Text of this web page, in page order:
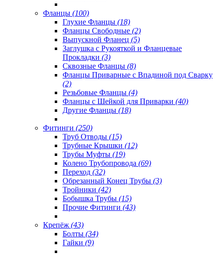
Фланцы (100)
Глухие Фланцы (18)
Фланцы Свободные (2)
Выпускной Фланец (5)
Заглушка с Рукояткой и Фланцевые
Прокладки (3)
Сквозные Фланцы (8)
Фланцы Приварные с Впадиной под Сварку
(2)
Резьбовые Фланцы (4)
Фланцы с Шейкой для Приварки (40)
Другие Фланцы (18)
Фитинги (250)
Труб Отводы (15)
Трубные Крышки (12)
Трубы Муфты (19)
Колено Трубопровода (69)
Переход (32)
Обрезанный Конец Трубы (3)
Тройники (42)
Бобышка Трубы (15)
Прочие Фитинги (43)
Крепёж (43)
Болты (34)
Гайки (9)